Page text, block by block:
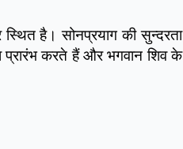
है। सोनप्रयाग की सुन्दरता
प्रारंभ करते हैं और भगवान शिव के